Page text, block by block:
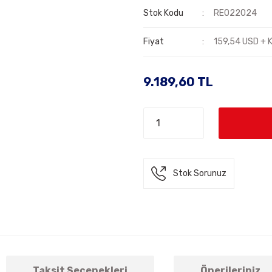
Stok Kodu REO22024
Fiyat 159,54 USD +
9.189,60 TL
Stok Sorunuz